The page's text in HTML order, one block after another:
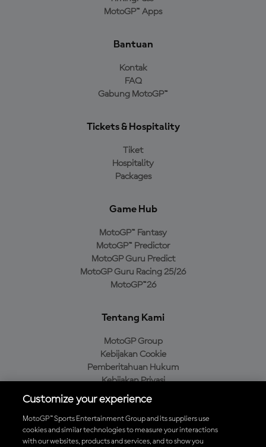
MotoGP™ Apps
Bantuan
Kontak
FAQ
Gabung MotoGP™
Tickets & Hospitality
Tiket
Hospitality
Packages
Game Hub
MotoGP™ Fantasy
MotoGP™ Predictor
MotoGP Guru Predict
MotoGP Guru Racing 25/26
MotoGP™26
Tentang Kami
MotoGP Group
Kebijakan Cookie
Pemberitahuan Hukum
Kebijakan Privasi
Kebijakan Pembelian
Unduh Aplikasi Resmi MotoGP™
Customize your experience
MotoGP™ Sports Entertainment Group and its suppliers use
cookies and similar technologies to measure your interactions
with our websites, products and services, and to show you